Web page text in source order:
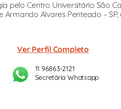
pelo Centro Universitário São
Alvares Penteado – SP,
Ver Perfil Completo
11 96863-2121
Secretária Whatsapp